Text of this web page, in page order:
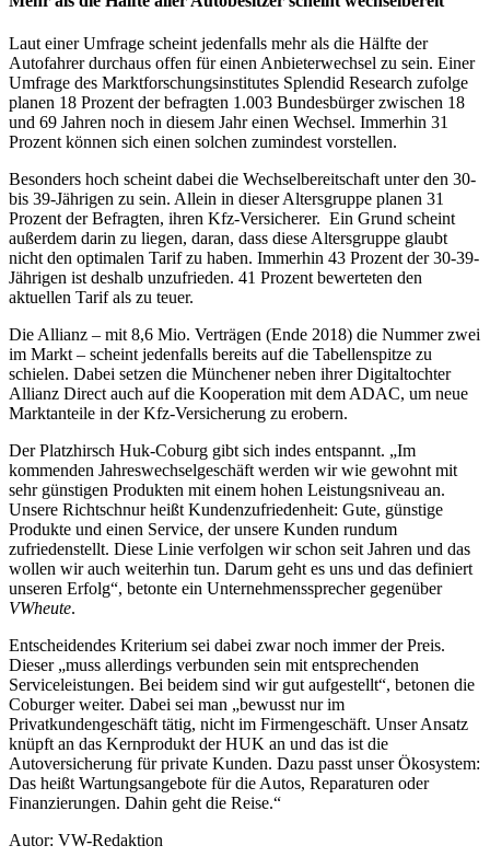
Laut einer Umfrage scheint jedenfalls mehr als die Hälfte der
Autofahrer durchaus offen für einen Anbieterwechsel zu sein. Einer
Umfrage des Marktforschungsinstitutes Splendid Research zufolge
planen 18 Prozent der befragten 1.003 Bundesbürger zwischen 18
und 69 Jahren noch in diesem Jahr einen Wechsel. Immerhin 31
Prozent können sich einen solchen zumindest vorstellen.
Besonders hoch scheint dabei die Wechselbereitschaft unter den 30-
bis 39-Jährigen zu sein. Allein in dieser Altersgruppe planen 31
Prozent der Befragten, ihren Kfz-Versicherer. Ein Grund scheint
außerdem darin zu liegen, daran, dass diese Altersgruppe glaubt
nicht den optimalen Tarif zu haben. Immerhin 43 Prozent der 30-39-
Jährigen ist deshalb unzufrieden. 41 Prozent bewerteten den
aktuellen Tarif als zu teuer.
Die Allianz – mit 8,6 Mio. Verträgen (Ende 2018) die Nummer zwei
im Markt – scheint jedenfalls bereits auf die Tabellenspitze zu
schielen. Dabei setzen die Münchener neben ihrer Digitaltochter
Allianz Direct auch auf die Kooperation mit dem ADAC, um neue
Marktanteile in der Kfz-Versicherung zu erobern.
Der Platzhirsch Huk-Coburg gibt sich indes entspannt. „Im
kommenden Jahreswechselgeschäft werden wir wie gewohnt mit
sehr günstigen Produkten mit einem hohen Leistungsniveau an.
Unsere Richtschnur heißt Kundenzufriedenheit: Gute, günstige
Produkte und einen Service, der unsere Kunden rundum
zufriedenstellt. Diese Linie verfolgen wir schon seit Jahren und das
wollen wir auch weiterhin tun. Darum geht es uns und das definiert
unseren Erfolg“, betonte ein Unternehmenssprecher gegenüber
VWheute.
Entscheidendes Kriterium sei dabei zwar noch immer der Preis.
Dieser „muss allerdings verbunden sein mit entsprechenden
Serviceleistungen. Bei beidem sind wir gut aufgestellt“, betonen die
Coburger weiter. Dabei sei man „bewusst nur im
Privatkundengeschäft tätig, nicht im Firmengeschäft. Unser Ansatz
knüpft an das Kernprodukt der HUK an und das ist die
Autoversicherung für private Kunden. Dazu passt unser Ökosystem:
Das heißt Wartungsangebote für die Autos, Reparaturen oder
Finanzierungen. Dahin geht die Reise.“
Autor: VW-Redaktion